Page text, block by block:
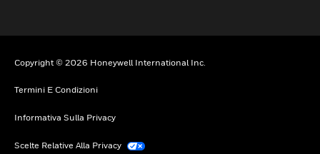
Copyright © 2026 Honeywell International Inc.
Termini E Condizioni
Informativa Sulla Privacy
Scelte Relative Alla Privacy